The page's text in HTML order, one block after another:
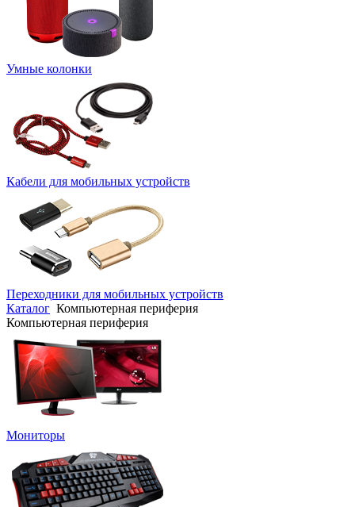
Умные колонки
Кабели для мобильных устройств
Переходники для мобильных устройств
Каталог Компьютерная периферия
Компьютерная периферия
Мониторы